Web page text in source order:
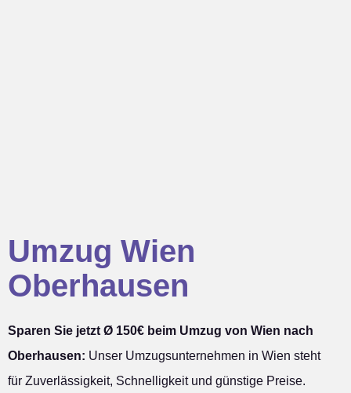
Umzug Wien
Oberhausen
Sparen Sie jetzt Ø 150€ beim Umzug von Wien nach
Oberhausen: Unser Umzugsunternehmen in Wien steht
für Zuverlässigkeit, Schnelligkeit und günstige Preise.